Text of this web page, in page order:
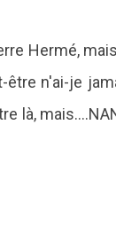
Hermé,
n'ai-je
là,